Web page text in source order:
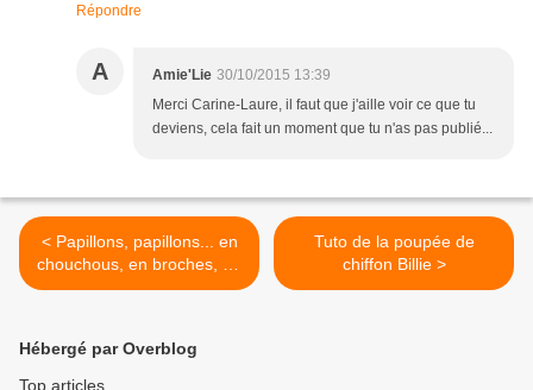
Répondre
A Amie'Lie 30/10/2015 13:39
Merci Carine-Laure, il faut que j'aille voir ce que tu
deviens, cela fait un moment que tu n'as pas publié...
< Papillons, papillons... en
chouchous, en broches, en
barrettes...
Tuto de la poupée de
chiffon Billie >
Hébergé par Overblog
Top articles